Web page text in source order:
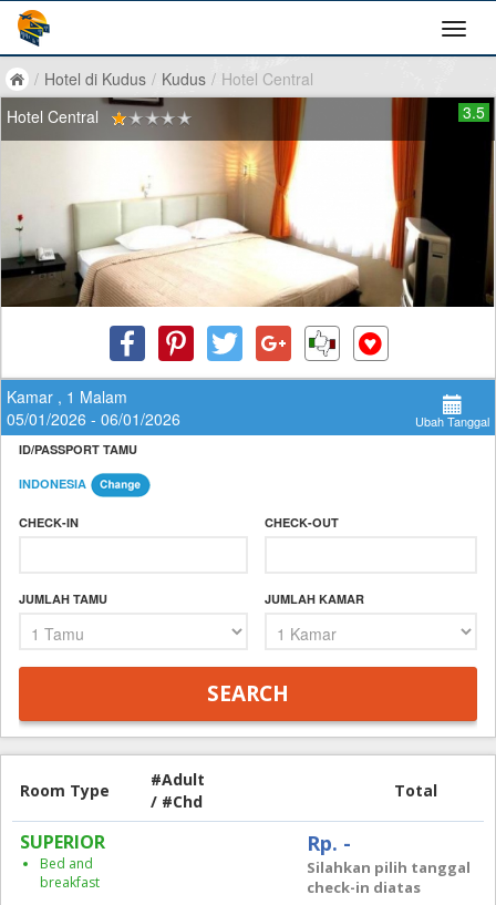
/ Hotel di Kudus / Kudus / Hotel Central
Hotel Central
3.5
Kamar , 1 Malam
05/01/2026 - 06/01/2026
Ubah Tanggal
ID/PASSPORT TAMU
INDONESIA
CHECK-IN CHECK-OUT
JUMLAH TAMU JUMLAH KAMAR
Room Type
#Adult
/ #Chd
Total
SUPERIOR
Bed and
breakfast
Rp. -
Silahkan pilih tanggal
check-in diatas